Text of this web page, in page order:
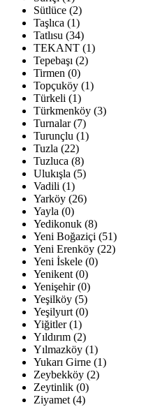
Sütlüce (2)
Taşlıca (1)
Tatlısu (34)
TEKANT (1)
Tepebaşı (2)
Tirmen (0)
Topçuköy (1)
Türkeli (1)
Türkmenköy (3)
Turnalar (7)
Turunçlu (1)
Tuzla (22)
Tuzluca (8)
Ulukışla (5)
Vadili (1)
Yarköy (26)
Yayla (0)
Yedikonuk (8)
Yeni Boğaziçi (51)
Yeni Erenköy (22)
Yeni İskele (0)
Yenikent (0)
Yenişehir (0)
Yeşilköy (5)
Yeşilyurt (0)
Yiğitler (1)
Yıldırım (2)
Yılmazköy (1)
Yukarı Girne (1)
Zeybekköy (2)
Zeytinlik (0)
Ziyamet (4)